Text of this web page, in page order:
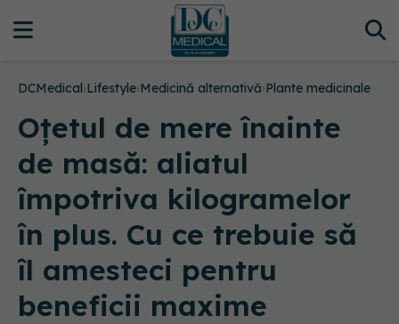
DCMedical›Lifestyle›Medicină alternativă›Plante medicinale
Oțetul de mere înainte
de masă: aliatul
împotriva kilogramelor
în plus. Cu ce trebuie să
îl amesteci pentru
beneficii maxime